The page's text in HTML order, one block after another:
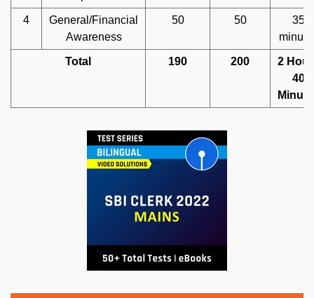
4
General/Financial
Awareness
50 50
35
Total 190 200
2
40